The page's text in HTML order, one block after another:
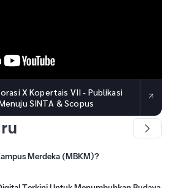
X Kopertais VII - Publikasi
SINTA & Scopus
Merdeka (MBKM)?